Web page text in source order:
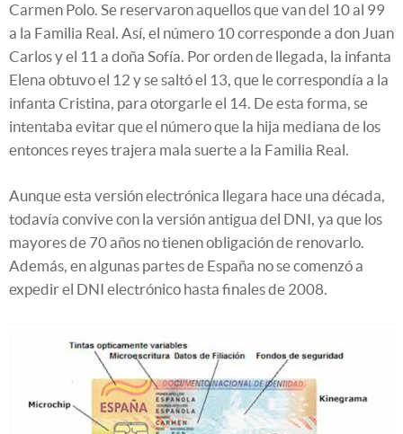
Carmen Polo. Se reservaron aquellos que van del 10 al 99
a la Familia Real. Así, el número 10 corresponde a don Juan
Carlos y el 11 a doña Sofía. Por orden de llegada, la infanta
Elena obtuvo el 12 y se saltó el 13, que le correspondía a la
infanta Cristina, para otorgarle el 14. De esta forma, se
intentaba evitar que el número que la hija mediana de los
entonces reyes trajera mala suerte a la Familia Real.
Aunque esta versión electrónica llegara hace una década,
todavía convive con la versión antigua del DNI, ya que los
mayores de 70 años no tienen obligación de renovarlo.
Además, en algunas partes de España no se comenzó a
expedir el DNI electrónico hasta finales de 2008.